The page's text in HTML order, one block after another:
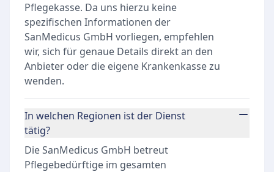
Pflegekasse. Da uns hierzu keine
spezifischen Informationen der
SanMedicus GmbH vorliegen, empfehlen
wir, sich für genaue Details direkt an den
Anbieter oder die eigene Krankenkasse zu
wenden.
In welchen Regionen ist der Dienst
tätig?
Die SanMedicus GmbH betreut
Pflegebedürftige im gesamten